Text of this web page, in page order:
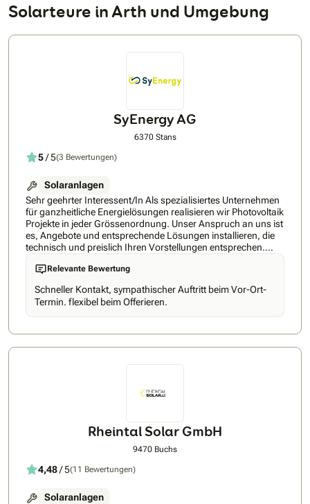
Solarteure in Arth und Umgebung
SyEnergy AG
6370 Stans
5/ 5(3 Bewertungen)
Solaranlagen
Sehr geehrter Interessent/In Als spezialisiertes Unternehmen
für ganzheitliche Energielösungen realisieren wir Photovoltaik
Projekte in jeder Grössenordnung. Unser Anspruch an uns ist
es, Angebote und entsprechende Lösungen installieren, die
technisch und preislich Ihren Vorstellungen entsprechen.
Synergy AG als Partner bietet echte Mehrwerte für
Endkunden, Architekten und Elektro-Planer rund um die
erneuerbaren Energien, ganzheitlich, getreu nach unserer
Vision Synergie für Energy.Durch unsere langjährige
Erfahrung mit Sektorenkopplung, Systemintegrationen und
Lastmanagement sind die Einhaltung von Nomen, Sicherheit
Zusammenarbeit.Freundliche GrüsseSynergy
Relevante Bewertung
Schneller Kontakt, sympathischer Auftritt beim Vor-Ort-
Termin. flexibel beim Offerieren.
Rheintal Solar GmbH
9470 Buchs
4,48/ 5(11 Bewertungen)
Solaranlagen